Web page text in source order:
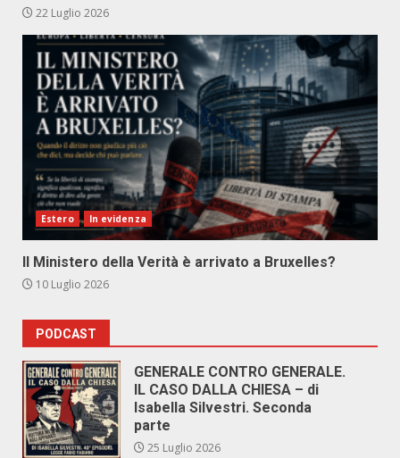
22 Luglio 2026
Estero In evidenza
Il Ministero della Verità è arrivato a Bruxelles?
10 Luglio 2026
PODCAST
GENERALE CONTRO GENERALE.
IL CASO DALLA CHIESA – di
Isabella Silvestri. Seconda
parte
25 Luglio 2026